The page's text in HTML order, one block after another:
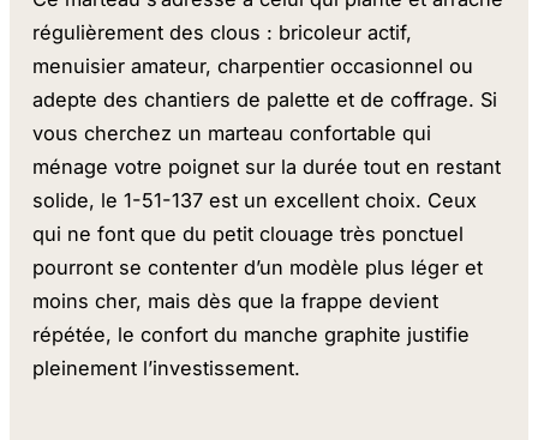
régulièrement des clous : bricoleur actif,
menuisier amateur, charpentier occasionnel ou
adepte des chantiers de palette et de coffrage. Si
vous cherchez un marteau confortable qui
ménage votre poignet sur la durée tout en restant
solide, le 1-51-137 est un excellent choix. Ceux
qui ne font que du petit clouage très ponctuel
pourront se contenter d’un modèle plus léger et
moins cher, mais dès que la frappe devient
répétée, le confort du manche graphite justifie
pleinement l’investissement.